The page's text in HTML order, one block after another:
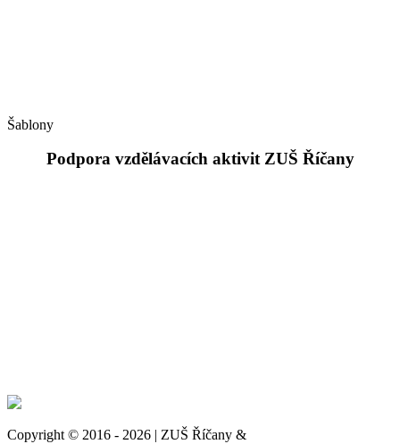
Šablony
Podpora vzdělávacích aktivit ZUŠ Říčany
Copyright © 2016 - 2026 | ZUŠ Říčany &